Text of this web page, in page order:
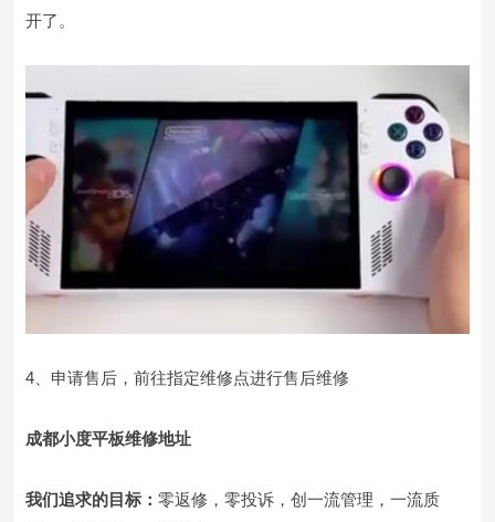
开了。
4、申请售后，前往指定维修点进行售后维修
成都小度平板维修地址
我们追求的目标：零返修，零投诉，创一流管理，一流质